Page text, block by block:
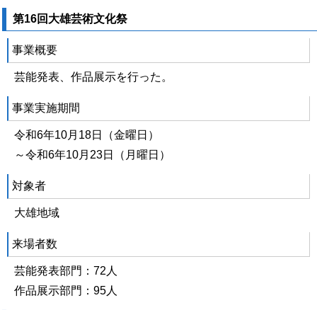
第16回大雄芸術文化祭
事業概要
芸能発表、作品展示を行った。
事業実施期間
令和6年10月18日（金曜日）
～令和6年10月23日（月曜日）
対象者
大雄地域
来場者数
芸能発表部門：72人
作品展示部門：95人